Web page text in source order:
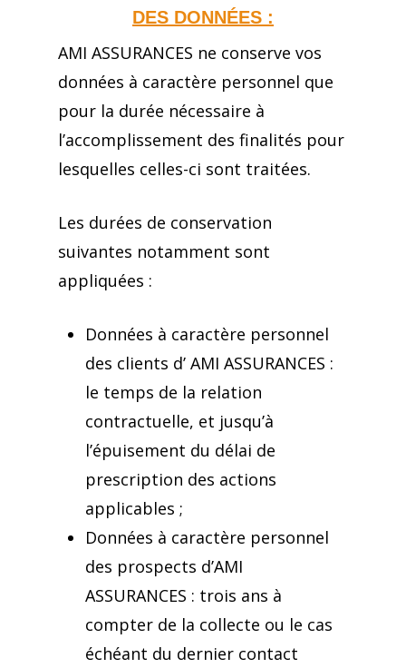
DES DONNÉES :
AMI ASSURANCES ne conserve vos
données à caractère personnel que
pour la durée nécessaire à
l’accomplissement des finalités pour
lesquelles celles-ci sont traitées.
Les durées de conservation
suivantes notamment sont
appliquées :
Données à caractère personnel
des clients d’ AMI ASSURANCES :
le temps de la relation
contractuelle, et jusqu’à
l’épuisement du délai de
prescription des actions
applicables ;
Données à caractère personnel
des prospects d’AMI
ASSURANCES : trois ans à
compter de la collecte ou le cas
échéant du dernier contact